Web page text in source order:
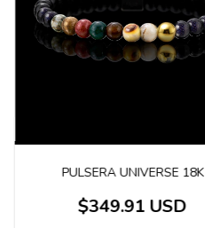
PULSERA UNIVERSE 18K
$349.91 USD